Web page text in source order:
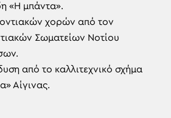
«Η μπάντα».
χορών από τον
Σωματείων Νοτίου
από το καλλιτεχνικό σχήμα
Αίγινας.